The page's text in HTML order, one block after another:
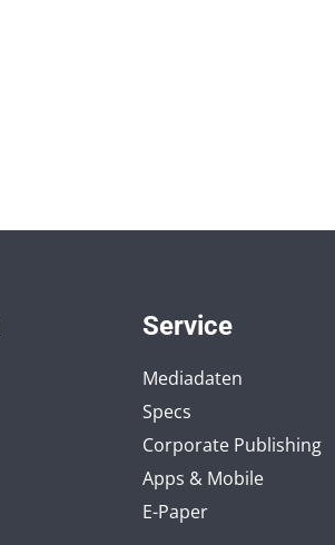
Service
Mediadaten
Specs
Corporate Publishing
Apps & Mobile
E-Paper